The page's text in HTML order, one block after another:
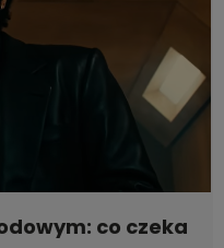
co czeka